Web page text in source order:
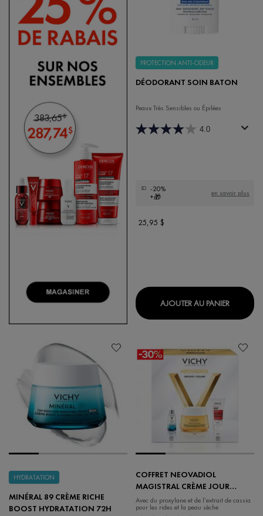
PROTECTION ANTI-ODEUR
DÉODORANT SOIN BATON
Peaux Très Sensibles ou Épilées
4.0
-20%
+🎁
en savoir plus
25,95 $
AJOUTER AU PANIER
HYDRATATION
MINÉRAL 89 CRÈME RICHE
BOOST HYDRATATION 72H
COFFRET NEOVADIOL
MAGISTRAL CRÈME JOUR
RELIPIDANTE REDÉFINISSANTE
Avec du proxylane et de l’extrait de cassia
pour les rides et la peau sèche